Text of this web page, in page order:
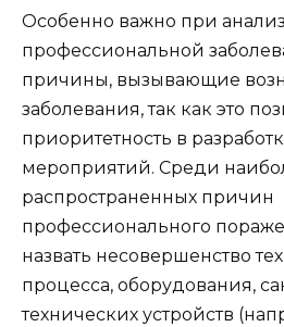
Особенно важно при
профессиональной
причины, вызывающие
заболевания, так как это
приоритетность в
мероприятий. Среди
распространенных причин
профессионального
назвать несовершенство
процесса, оборудования,
технических устройств